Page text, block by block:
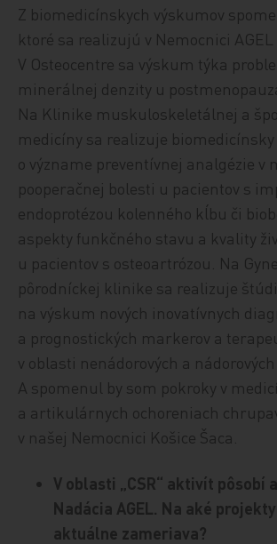
Z biomedicínskych výskumov
ktoré sa realizujú v Nemocnici AGEL
V Osteocentre sa výskum týka
minerálnej denzity u
Na Klinike muskuloskeletálnej a
medicíny sa realizuje
o význame preventívnej analgézie v
pooperačnej bolesti u pacientov s
endoprotézou kolenného kĺbu či
aspekty funkčného stavu a kvality
u pacientov s osteoartrózou. Na
pôrodníckej klinike sa realizuje
na výskum nových inovatívnych
a prognostických markerov a
v oblasti nenádorových a
A spomenul by som pokroky v
a artikulárnych ochoreniach
v našej Nemocnici Košice Šaca.
V oblasti „CSR“ aktivít pôsobí
Nadácia AGEL. Na aké
aktuálne zameriava?